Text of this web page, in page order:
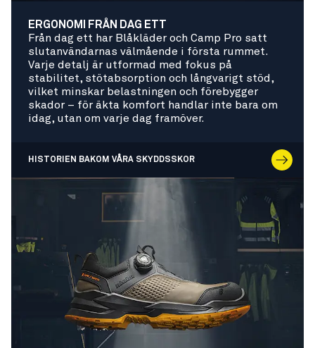
ERGONOMI FRÅN DAG ETT
Från dag ett har Blåkläder och Camp Pro satt
slutanvändarnas välmående i första rummet.
Varje detalj är utformad med fokus på
stabilitet, stötabsorption och långvarigt stöd,
vilket minskar belastningen och förebygger
skador – för äkta komfort handlar inte bara om
idag, utan om varje dag framöver.
HISTORIEN BAKOM VÅRA SKYDDSSKOR